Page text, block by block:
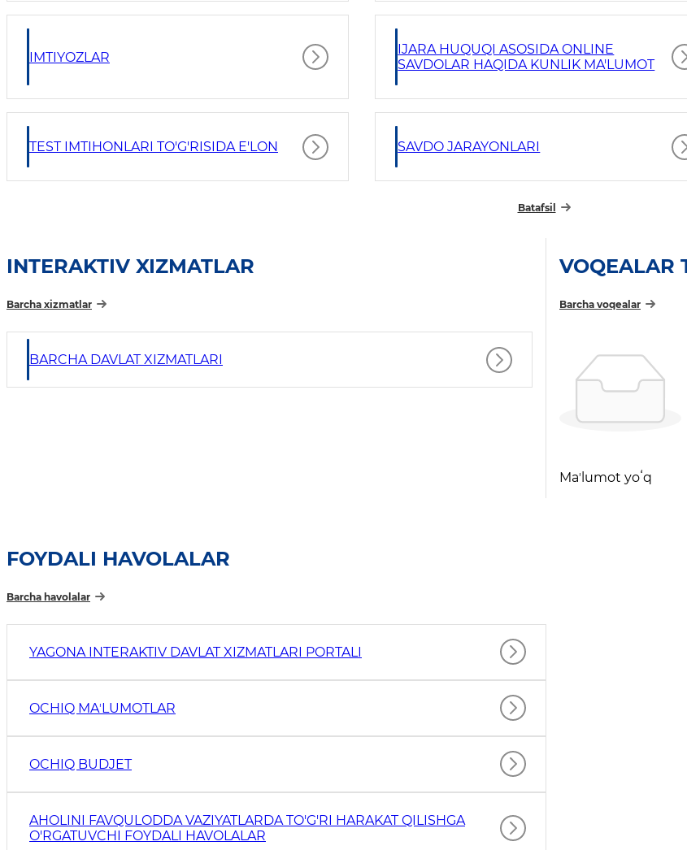
IMTIYOZLAR
IJARA HUQUQI ASOSIDA ONLINE
SAVDOLAR HAQIDA KUNLIK MA'LUMOT
TEST IMTIHONLARI TO'G'RISIDA E'LON SAVDO JARAYONLARI
Batafsil
INTERAKTIV XIZMATLAR
Barcha xizmatlar
BARCHA DAVLAT XIZMATLARI
VOQEALAR
Barcha voqealar
Maʼlumot yoʻq
FOYDALI HAVOLALAR
Barcha havolalar
YAGONA INTERAKTIV DAVLAT XIZMATLARI PORTALI
OCHIQ MAʼLUMOTLAR
OCHIQ BUDJET
AHOLINI FAVQULODDA VAZIYATLARDA TO'G'RI HARAKAT QILISHGA
O'RGATUVCHI FOYDALI HAVOLALAR